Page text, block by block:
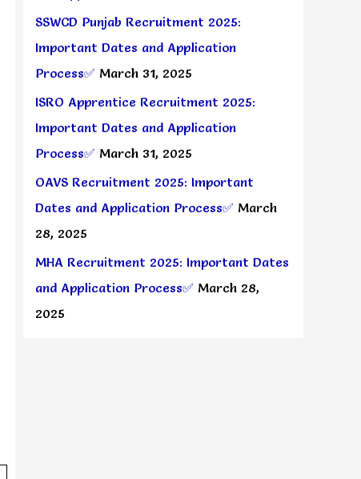
SSWCD Punjab Recruitment 2025:
Important Dates and Application
Process✅ March 31, 2025
ISRO Apprentice Recruitment 2025:
Important Dates and Application
Process✅ March 31, 2025
OAVS Recruitment 2025: Important
Dates and Application Process✅ March
28, 2025
MHA Recruitment 2025: Important Dates
and Application Process✅ March 28,
2025